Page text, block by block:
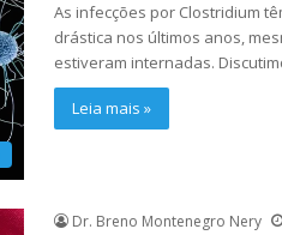
As infecções por Clostridium
drástica nos últimos anos,
estiveram internadas.
Leia mais »
Dr. Breno Montenegro Nery